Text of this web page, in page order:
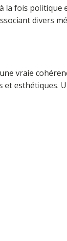
fois politique
divers
vraie
et esthétiques.